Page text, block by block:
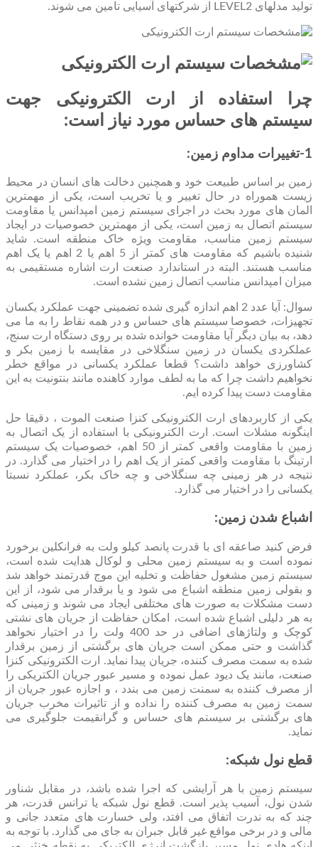
تولید مدل‏های LEVEL2 از شرکتهای آسیایی تامین می‏ شوند.
چرا استفاده از ارت الکترونیکی جهت
سیستم های حساس مورد نیاز است:
1-تغییرات مداوم زمین:
زمین بر اساس طبیعت خود و همچنین دخالت های انسان در محیط
زیست هموراه در حال تغییر و یا تخریب است، یکی از مهمترین
المان های مورد بحث در اجرای سیستم زمین امپدانس یا مقاومت
سیستم اتصال به زمین است، یکی از مهمترین خصوصیات در ایجاد
سیستم زمین مناسب، مقاومت ویژه خاک منطقه است. شاید
شنیده باشیم که مقاومت های کمتر از 5 اهم یا 2 اهم یا یک اهم
مناسب هستند. البته در استاندارد صنعت ارت اشاره مستقیمی به
میزان امپدانس مناسب اتصال زمین نشده است.
سوال: آیا عدد 2 اهم اندازه گیری شده تضمینی جهت عملکرد یکسان
تجهیزات، خصوصا سیستم های حساس و در همه نقاط را به ما می
دهد، به بیان دیگر آیا مقاومت خوانده شده بر روی دستگاه ارت سنج،
عملکردی یکسان در زمین سنگلاخی در مقایسه با زمین بکر و
کشاورزی خواهد داشت؟ قطعا عملکرد یکسانی در مواقع خطر
نخواهیم داشت چرا که ما به لطف موارد کاهنده مانند بنتونیت به این
مقاومت دست پیدا کرده ایم.
یکی از کاربردهای ارت الکترونیکی کنزا صنعت الموت ، دقیقا حل
اینگونه مشلات است. ارت الکترونیکی با استفاده از یک اتصال به
زمین با مقاومت واقعی کمتر از 50 اهم، خصوصیات یک سیستم
ارتینگ با مقاومت واقعی کمتر از یک اهم را در اختیار می گذارد. در
نتیجه در هر زمینی چه سنگلاخی و چه خاک بکر، عملکرد نسبتا
یکسانی را در اختیار می گذارد.
اشباع شدن زمین:
فرض کنید صاعقه ای با قدرت پانصد کیلو ولت به فرانکلین برخورد
نموده است و به سیستم زمین محلی و لوکال هدایت شده است،
سیستم زمین مشغول حفاظت و تخلیه این موج قدرتمند خواهد شد
و بقولی زمین منطقه اشباع می شود و یا برقدار می شود، از این
دست مشکلات به صورت های مختلفی ایجاد می شوند و زمینی که
به هر دلیلی اشباع شده است، امکان حفاظت از جریان های نشتی
کوچک و ولتاژهای اضافی در حد 400 ولت را در اختیار نخواهد
گذاشت و حتی ممکن است جریان های برگشتی از زمین برقدار
شده به سمت مصرف کننده، جریان پیدا نماید. ارت الکترونیکی کنزا
صنعت، مانند یک دیود عمل نموده و مسیر عبور جریان الکتریکی را
از مصرف کننده به سمنت زمین می بندد ، و اجازه عبور جریان از
سمت زمین به مصرف کننده را نداده و از تاثیرات مخرب جریان
های برگشتی بر سیستم های حساس و گرانقیمت جلوگیری می
نماید.
قطع نول شبکه:
سیستم زمین با هر آرایشی که اجرا شده باشد، در مقابل شناور
شدن نول، آسیب پذیر است. قطع نول شبکه یا ترانس قدرت، هر
چند که به ندرت اتفاق می افتد، ولی خسارت های متعدد جانی و
مالی و در برخی مواقع غیر قابل جبران به جای می گذارد. با توجه به